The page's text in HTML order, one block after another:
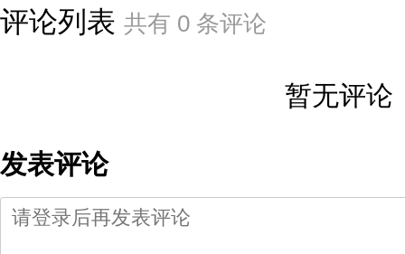
评论列表 共有 0 条评论
暂无评论
发表评论